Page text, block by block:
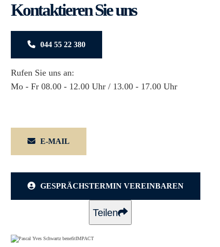
Kontaktieren Sie uns
044 55 22 380
Rufen Sie uns an:
Mo - Fr 08.00 - 12.00 Uhr / 13.00 - 17.00 Uhr
E-MAIL
GESPRÄCHSTERMIN VEREINBAREN
Teilen